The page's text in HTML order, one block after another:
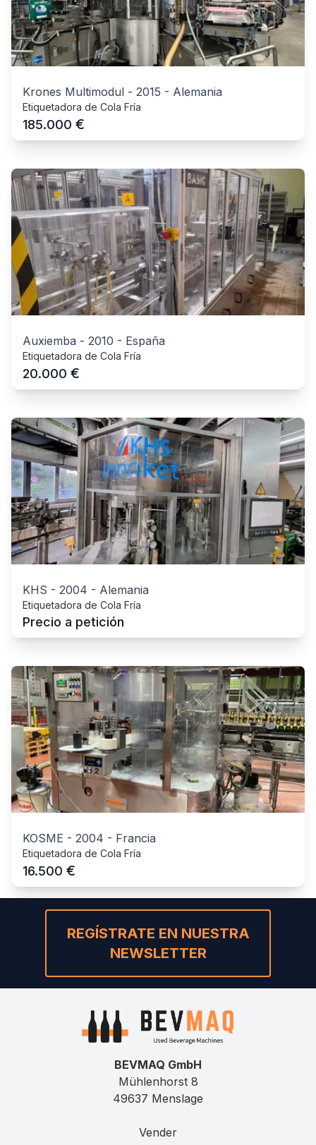
Krones Multimodul - 2015 - Alemania
Etiquetadora de Cola Fría
185.000 €
Auxiemba - 2010 - España
Etiquetadora de Cola Fría
20.000 €
KHS - 2004 - Alemania
Etiquetadora de Cola Fría
Precio a petición
KOSME - 2004 - Francia
Etiquetadora de Cola Fría
16.500 €
REGÍSTRATE EN NUESTRA
NEWSLETTER
BEVMAQ GmbH
Mühlenhorst 8
49637 Menslage
Vender